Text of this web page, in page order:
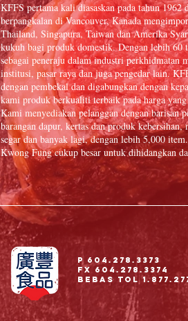
KFFS pertama kali diasaskan pada tahun
berpangkalan di Vancouver, Kanada
Thailand, Singapura, Taiwan dan Amerika
kukuh bagi produk domestik. Dengan lebih 60
sebagai peneraju dalam industri perkhidmatan
institusi, pasar raya dan juga pengedar lain.
dengan pembekal dan digabungkan dengan
kami produk berkualiti terbaik pada harga
Kami menyediakan pelanggan dengan barisan
barangan dapur, kertas dan produk
segar dan banyak lagi, dengan lebih 5,000
Kwong Fung cukup besar untuk dihidangkan
P 604.278.3373
Fx 604.278.3374
Bebas Tol